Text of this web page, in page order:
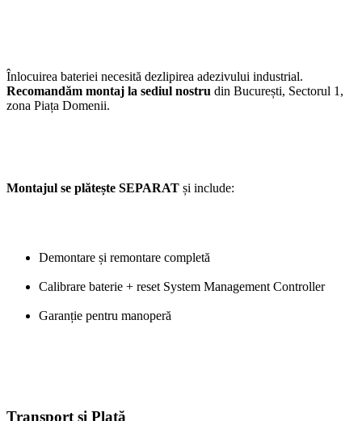
Înlocuirea bateriei necesită dezlipirea adezivului industrial.
Recomandăm montaj la sediul nostru din București, Sectorul 1,
zona Piața Domenii.
Montajul se plătește SEPARAT și include:
Demontare și remontare completă
Calibrare baterie + reset System Management Controller
Garanție pentru manoperă
Transport și Plată